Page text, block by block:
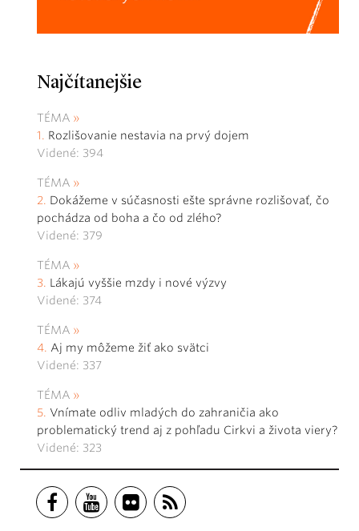
Najčítanejšie
TÉMA
Rozlišovanie nestavia na prvý dojem
Videné: 394
TÉMA
Dokážeme v súčasnosti ešte správne rozlišovať, čo
pochádza od boha a čo od zlého?
Videné: 379
TÉMA
Lákajú vyššie mzdy i nové výzvy
Videné: 374
TÉMA
Aj my môžeme žiť ako svätci
Videné: 337
TÉMA
Vnímate odliv mladých do zahraničia ako
problematický trend aj z pohľadu Cirkvi a života viery?
Videné: 323